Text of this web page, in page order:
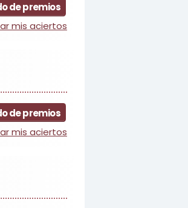
de premios
mis aciertos
de premios
mis aciertos